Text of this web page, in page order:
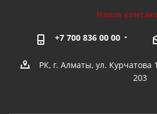
Наши
+7 700 836 00 00
РК, г. Алматы, ул.
203